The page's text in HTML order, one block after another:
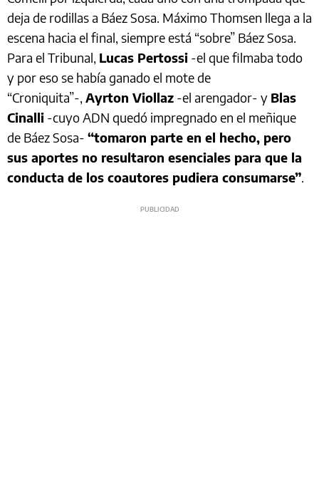
deja de rodillas a Báez Sosa. Máximo Thomsen llega a la
escena hacia el final, siempre está “sobre” Báez Sosa.
Para el Tribunal, Lucas Pertossi -el que filmaba todo
y por eso se había ganado el mote de
“Croniquita”-, Ayrton Viollaz -el arengador- y Blas
Cinalli -cuyo ADN quedó impregnado en el meñique
de Báez Sosa- “tomaron parte en el hecho, pero
sus aportes no resultaron esenciales para que la
conducta de los coautores pudiera consumarse”.